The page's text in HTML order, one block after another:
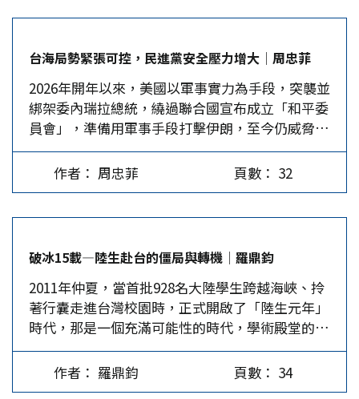
為前提設計的《國籍法》。 《國籍法》的前提在
於「外國國籍」。當民進黨政府宣稱「不放棄大陸
國籍，就必須註銷公職身分」，其背後的邏輯正
是：陸籍是一種外國國籍，這不是務實操作，而是
從務實台獨滑向法理台獨。 毋庸置疑，民進黨政
府並非依據陸配的行為判斷是否構成國安風險，而
僅因其「出生地」與「原屬身分」，將整個陸配族
群預設為「潛在國安風險者」。這種治理邏輯已從
度歧視。其效果將不僅止於陸配個人，更會使其子
女在台灣社會被標籤化，淪為次等公民。…
還要複雜。如果複雜的武術表演都能夠無瑕完成，
未來一旦改變指令，勢必可讓科幻電影轉化成人類
打仗的場景。 根據最新資料統計，2025年全球機
器人總出貨量約1.6萬台，其中中國占約1.4萬台，
美國約1500台，日本、南韓加歐盟占數百台，不到
5%。所謂經濟，簡單講就是供需，需求代表我們
「想要什麼」，供給代表我們「能提供什麼」，而
價格則是兩者拉鋸後的結果。當這兩者達到平衡
輯始終繞著這供需兩個字打轉，卻有人拿錯誤論述
誤導台灣人的觀念。 評劉寶傑的五大謬論 劉寶傑1
月底接受王偉忠專訪時，對中國的批評至少犯了以
下幾點錯誤。…
台海局勢緊張可控，民進黨安全壓力增大│周忠菲
2026年開年以來，美國以軍事實力為手段，突襲並
綁架委內瑞拉總統，繞過聯合國宣布成立「和平委
員會」，準備用軍事手段打擊伊朗，至今仍威脅用
軍事力量強索丹麥自治領地格陵蘭島。美國對外政
策轉以運用軍事實力脅迫為主，對世界中小國家任
意欺凌，造成地緣政治事件頻發，地區戰爭有一觸
台灣，顯然是有意加劇台海局勢緊張，試圖造成全
球和地區熱點，戰爭節奏加快的地緣威脅。 但美
日在戰略上期待的威懾力被打折扣。正如近日中國
大陸外交部長王毅在德國出席慕尼黑會議時，在答
問環節指出的：「中國政府認為，台海局勢的緊張
處於可控狀態」。本文在此基礎上進一步分析，指
出美日合謀，試圖打亂地區秩序，但其威脅「對地
區衝突動用軍事力量」的效應並未出現；而且相反
作者： 周忠菲 頁數： 32
破冰15載—陸生赴台的僵局與轉機│羅鼎鈞
2011年仲夏，當首批928名大陸學生跨越海峽、拎
著行囊走進台灣校園時，正式開啟了「陸生元年」
時代，那是一個充滿可能性的時代，學術殿堂的門
檻首度有系統地向大陸學子敞開。這項變革不僅是
高等教育資源的跨境流動，在兩岸關係的宏大敘事
中，它更像是一條極具象徵意義的柔性紐帶，承載
作者： 羅鼎鈞 頁數： 34